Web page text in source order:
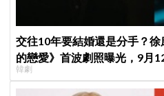
交往10年要結婚還是分手？
的戀愛》首波劇照曝光，9月
韓劇